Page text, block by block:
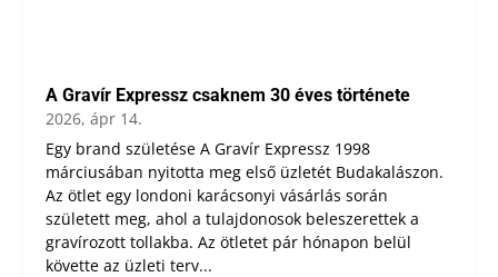
A Gravír Expressz csaknem 30 éves története
2026, ápr 14.
Egy brand születése A Gravír Expressz 1998
márciusában nyitotta meg első üzletét Budakalászon.
Az ötlet egy londoni karácsonyi vásárlás során
született meg, ahol a tulajdonosok beleszerettek a
gravírozott tollakba. Az ötletet pár hónapon belül
követte az üzleti terv...